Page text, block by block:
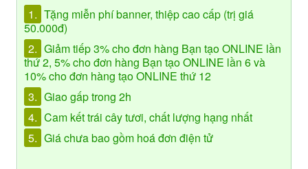
1. Tặng miễn phí banner, thiệp cao cấp (trị giá
50.000đ)
2. Giảm tiếp 3% cho đơn hàng Bạn tạo ONLINE lần
thứ 2, 5% cho đơn hàng Bạn tạo ONLINE lần 6 và
10% cho đơn hàng tạo ONLINE thứ 12
3. Giao gấp trong 2h
4. Cam kết trái cây tươi, chất lượng hạng nhất
5. Giá chưa bao gồm hoá đơn điện tử